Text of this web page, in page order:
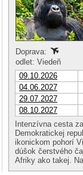
Doprava:
odlet: Viedeň
09.10.2026
04.06.2027
29.07.2027
08.10.2027
Intenzívna cesta
Demokratickej
ikonickom pohorí
dúšok čerstvého
Afriky ako takej.